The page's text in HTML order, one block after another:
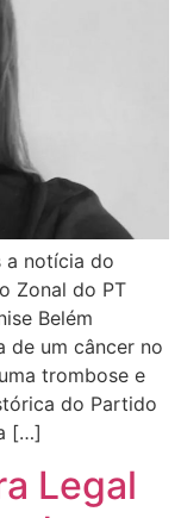
a notícia do
Zonal do PT
Belém
de um câncer no
trombose e
do Partido
[…]
Legal